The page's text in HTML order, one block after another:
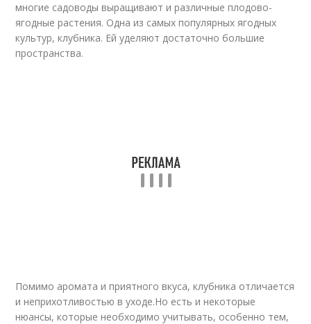
многие садоводы выращивают и различные плодово-
ягодные растения. Одна из самых популярных ягодных
культур, клубника. Ей уделяют достаточно большие
пространства.
Помимо аромата и приятного вкуса, клубника отличается
и неприхотливостью в уходе.Но есть и некоторые
нюансы, которые необходимо учитывать, особенно тем,